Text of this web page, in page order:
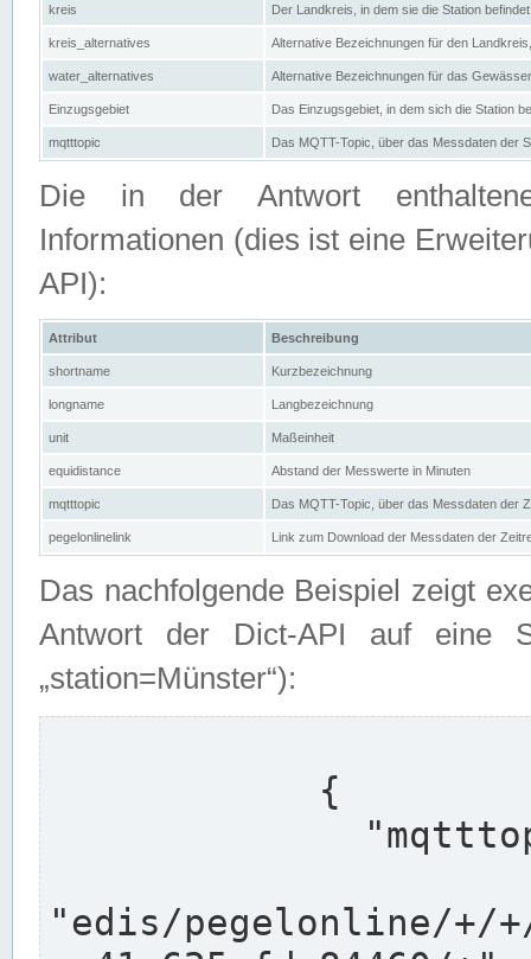
kreis Der Landkreis, in dem sie die Station befindet
kreis_alternatives Alternative Bezeichnungen für den
water_alternatives Alternative Bezeichnungen für das
Einzugsgebiet Das Einzugsgebiet, in dem sich die Station
mqtttopic Das MQTT-Topic, über das Messdaten der
Die in der Antwort
Informationen (dies ist eine
API):
Attribut Beschreibung
shortname Kurzbezeichnung
longname Langbezeichnung
unit Maßeinheit
equidistance Abstand der Messwerte in Minuten
mqtttopic Das MQTT-Topic, über das Messdaten der
pegelonlinelink Link zum Download der Messdaten der
Das nachfolgende Beispiel zeigt
Antwort der Dict-API auf eine
„station=Münster“):
"edis/pegelonline/+/